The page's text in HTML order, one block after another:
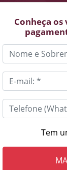
Conheça os
Tem